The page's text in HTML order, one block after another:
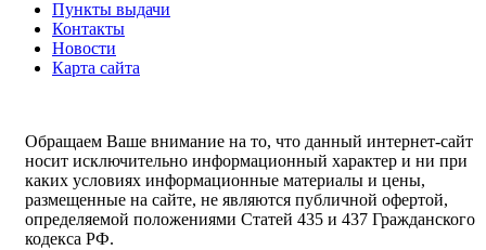
Пункты выдачи
Контакты
Новости
Карта сайта
Обращаем Ваше внимание на то, что данный интернет-сайт
носит исключительно информационный характер и ни при
каких условиях информационные материалы и цены,
размещенные на сайте, не являются публичной офертой,
определяемой положениями Статей 435 и 437 Гражданского
кодекса РФ.